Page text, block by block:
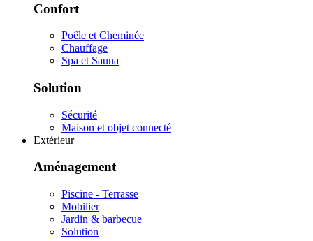
Confort
Poêle et Cheminée
Chauffage
Spa et Sauna
Solution
Sécurité
Maison et objet connecté
Extérieur
Aménagement
Piscine - Terrasse
Mobilier
Jardin & barbecue
Solution